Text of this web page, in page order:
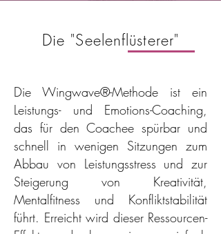
Die "Seelenflüsterer"
Die Wingwave®-Methode ist ein
Leistungs- und Emotions-Coaching,
das für den Coachee spürbar und
schnell in wenigen Sitzungen zum
Abbau von Leistungsstress und zur
Steigerung von Kreativität,
Mentalfitness und Konfliktstabilität
führt. Erreicht wird dieser Ressourcen-